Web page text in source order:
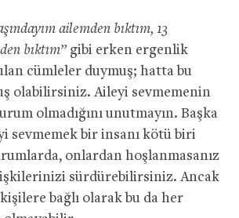
ailemden bıktım, 13
bıktım” gibi erken ergenlik
cümleler duymuş; hatta bu
olabilirsiniz. Aileyi sevmemenin
olmadığını unutmayın. Başka
sevmemek bir insanı kötü biri
onlardan hoşlanmasanız
sürdürebilirsiniz. Ancak
bağlı olarak bu da her